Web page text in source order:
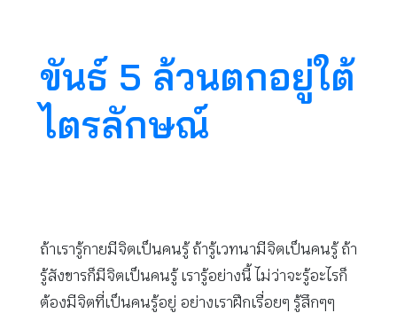
ขันธ์ 5 ล้วนตกอยู่ใต้
ไตรลักษณ์
ถ้าเรารู้กายมีจิตเป็นคนรู้ ถ้ารู้เวทนามีจิตเป็นคนรู้ ถ้า
รู้สังขารก็มีจิตเป็นคนรู้ เรารู้อย่างนี้ ไม่ว่าจะรู้อะไรก็
ต้องมีจิตที่เป็นคนรู้อยู่ อย่างเราฝึกเรื่อยๆ รู้สึกๆๆ